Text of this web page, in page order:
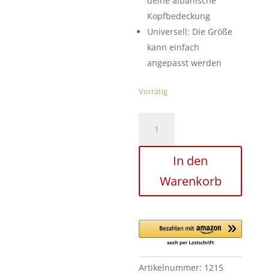
Kopfbedeckung
Universell: Die Größe
kann einfach
angepasst werden
Vorrätig
Shqiponja
bestickt
In den
Warenkorb
Artikelnummer: 1215